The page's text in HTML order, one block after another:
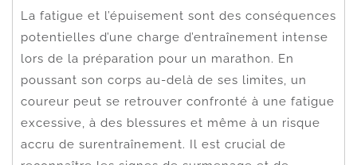
La fatigue et l’épuisement sont des conséquences
potentielles d’une charge d’entraînement intense
lors de la préparation pour un marathon. En
poussant son corps au-delà de ses limites, un
coureur peut se retrouver confronté à une fatigue
excessive, à des blessures et même à un risque
accru de surentraînement. Il est crucial de